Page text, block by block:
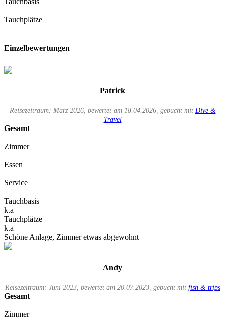
Tauchplätze
Einzelbewertungen
Patrick
Reisezeitraum: März 2026, bewertet am 18.04.2026, gebucht mit Dive &
Travel
Gesamt
Zimmer
Essen
Service
Tauchbasis
k.a
Tauchplätze
k.a
Schöne Anlage, Zimmer etwas abgewohnt
Andy
Reisezeitraum: Juni 2023, bewertet am 20.07.2023, gebucht mit fish & trips
Gesamt
Zimmer